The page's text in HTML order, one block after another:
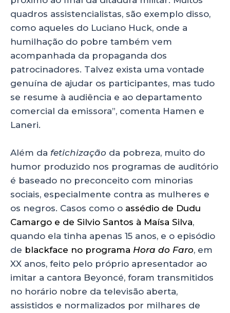
quadros assistencialistas, são exemplo disso,
como aqueles do Luciano Huck, onde a
humilhação do pobre também vem
acompanhada da propaganda dos
patrocinadores. Talvez exista uma vontade
genuína de ajudar os participantes, mas tudo
se resume à audiência e ao departamento
comercial da emissora”, comenta Hamen e
Laneri.
Além da fetichização da pobreza, muito do
humor produzido nos programas de auditório
é baseado no preconceito com minorias
sociais, especialmente contra as mulheres e
os negros. Casos como o assédio de Dudu
Camargo e de Silvio Santos à Maísa Silva,
quando ela tinha apenas 15 anos, e o episódio
de blackface no programa Hora do Faro, em
XX anos, feito pelo próprio apresentador ao
imitar a cantora Beyoncé, foram transmitidos
no horário nobre da televisão aberta,
assistidos e normalizados por milhares de